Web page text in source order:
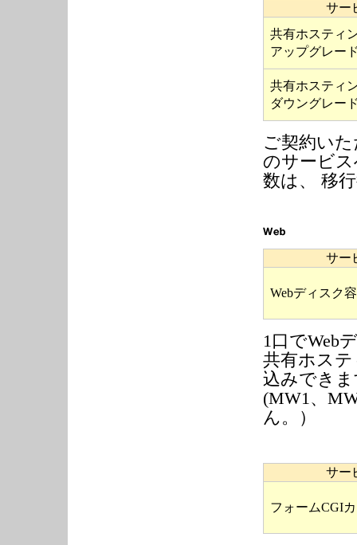
サー
共有ホスティ
アップグレー
共有ホスティ
ダウングレー
ご契約い
のサービ
数は、 移
サー
Webディスク
1口でWeb
共有ホステ
込みでき
(MW1、
ん。）
サー
フォームCGI